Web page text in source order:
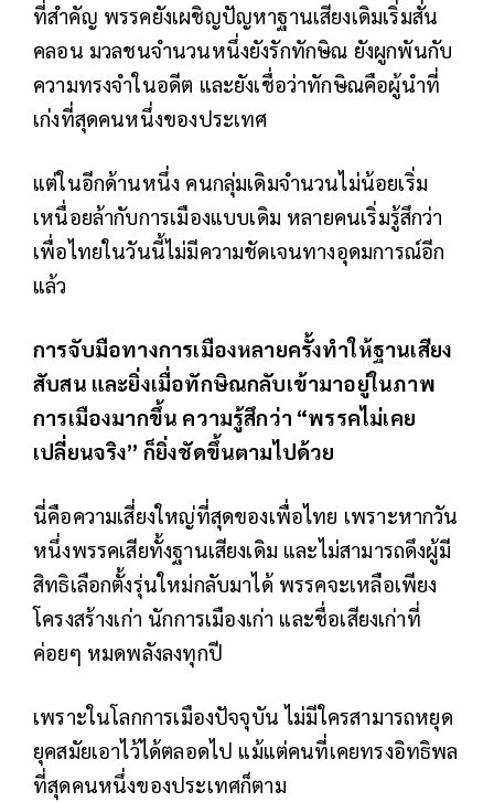
ที่สำคัญ พรรคยังเผชิญปัญหาฐานเสียงเดิมเริ่มสั่น
คลอน มวลชนจำนวนหนึ่งยังรักทักษิณ ยังผูกพันกับ
ความทรงจำในอดีต และยังเชื่อว่าทักษิณคือผู้นำที่
เก่งที่สุดคนหนึ่งของประเทศ
แต่ในอีกด้านหนึ่ง คนกลุ่มเดิมจำนวนไม่น้อยเริ่ม
เหนื่อยล้ากับการเมืองแบบเดิม หลายคนเริ่มรู้สึกว่า
เพื่อไทยในวันนี้ไม่มีความชัดเจนทางอุดมการณ์อีก
แล้ว
การจับมือทางการเมืองหลายครั้งทำให้ฐานเสียง
สับสน และยิ่งเมื่อทักษิณกลับเข้ามาอยู่ในภาพ
การเมืองมากขึ้น ความรู้สึกว่า “พรรคไม่เคย
เปลี่ยนจริง” ก็ยิ่งชัดขึ้นตามไปด้วย
นี่คือความเสี่ยงใหญ่ที่สุดของเพื่อไทย เพราะหากวัน
หนึ่งพรรคเสียทั้งฐานเสียงเดิม และไม่สามารถดึงผู้มี
สิทธิเลือกตั้งรุ่นใหม่กลับมาได้ พรรคจะเหลือเพียง
โครงสร้างเก่า นักการเมืองเก่า และชื่อเสียงเก่าที่
ค่อยๆ หมดพลังลงทุกปี
เพราะในโลกการเมืองปัจจุบัน ไม่มีใครสามารถหยุด
ยุคสมัยเอาไว้ได้ตลอดไป แม้แต่คนที่เคยทรงอิทธิพล
ที่สุดคนหนึ่งของประเทศก็ตาม